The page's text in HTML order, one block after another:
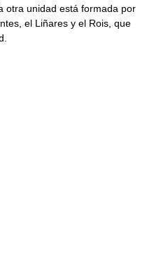
otra unidad está formada por
el Liñares y el Rois, que